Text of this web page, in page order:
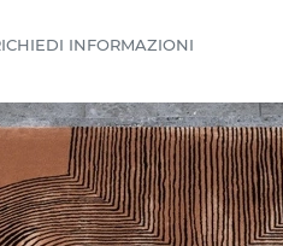
INFORMAZIONI